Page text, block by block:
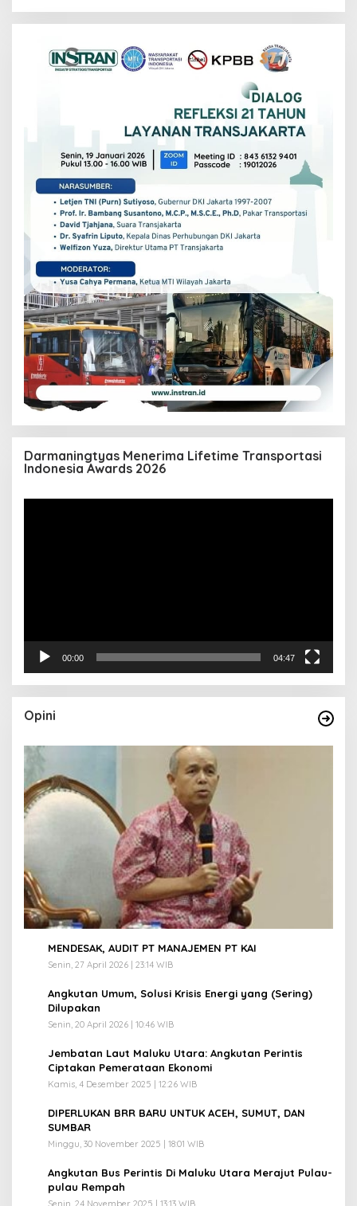
Darmaningtyas Menerima Lifetime Transportasi
Indonesia Awards 2026
00:00 04:47
Opini
MENDESAK, AUDIT PT MANAJEMEN PT KAI
Senin, 27 April 2026 | 23:14 WIB
Angkutan Umum, Solusi Krisis Energi yang (Sering)
Dilupakan
Senin, 20 April 2026 | 10:46 WIB
Jembatan Laut Maluku Utara: Angkutan Perintis
Ciptakan Pemerataan Ekonomi
Kamis, 4 Desember 2025 | 12:26 WIB
DIPERLUKAN BRR BARU UNTUK ACEH, SUMUT, DAN
SUMBAR
Minggu, 30 November 2025 | 18:01 WIB
Angkutan Bus Perintis Di Maluku Utara Merajut Pulau-
pulau Rempah
Senin, 24 November 2025 | 13:13 WIB